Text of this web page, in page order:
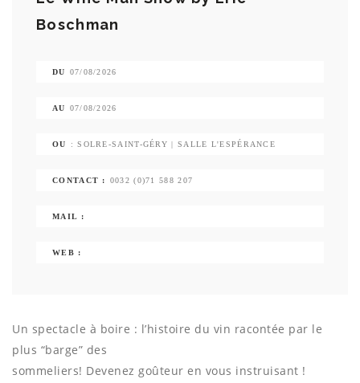
Boschman
DU 07/08/2026
AU 07/08/2026
OU : SOLRE-SAINT-GÉRY | SALLE L'ESPÉRANCE
CONTACT : 0032 (0)71 588 207
MAIL :
WEB :
Un spectacle à boire : l’histoire du vin racontée par le
plus “barge” des
sommeliers! Devenez goûteur en vous instruisant !